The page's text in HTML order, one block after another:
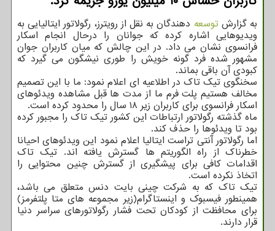
به گزارشتوسعه دهندگان به نقل از رویترز، رگولاتور ایتالیایی به
ویدیوهایی اشاره کرده که جوانان را درحال انجام اسکار
فرانسوی نشان می داد. در این چالش که میان کاربران جوان
مشهور شده فرد گونه خویش را طوری نیشگون می گیرد که
کبودی آن باقی بماند.
سخنگوی تیک تاک در اطلاعیه ای اعلام نمود: ما با این تصمیم
مخالف هستیم پلت فرم ما از مدت ها قبل مشاهده ویدئوهای
اسکار فرانسوی برای کاربران زیر ۱۸ سال را محدود کرده است.
ماه گذشته رگولاتور ارتباطات این کشور تیک تاک را مجبور کرده
بود تا ویدئوها را حذف کند.
اما رگولاتور آنتی تراست ایتالیا اعلام نمود این ویدئوهای احیانا
خطرناک از راه الگوریتم ها گسترش یافته اند. تیک تاک
اقدامات کافی برای پیشگیری از گسترش چنین محتوایی را
اتخاذ نکرده است.
تیک تاک که به شرکت چینی بایت دنس متعلق می باشد،
همینطور فیسبوک و اینستاگرام(زیر مجموعه های متا پلتفرمز)
برای محافظت از کودکان تحت فشار رگولاتورهای سراسر دنیا
قرار دارند.